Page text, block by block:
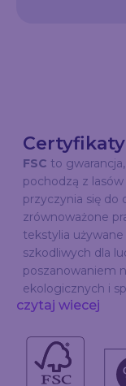
Certyfikaty
FSC to
pochodzą z
przyczynia się do
zrównoważone
tekstylia
szkodliwych dla
poszanowaniem
ekologicznych i
czytaj wiecej